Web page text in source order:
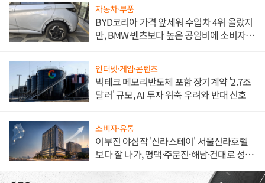
자동차·부품
BYD코리아 가격 앞세워 수입차 4위 올랐지
만, BMW·벤츠보다 높은 공임비에 소비자
인터넷·게임·콘텐츠
빅테크 메모리반도체 포함 장기계약 '2.7조
달러' 규모, AI 투자 위축 우려와 반대 신호
소비자·유통
이부진 야심작 '신라스테이' 서울신라호텔
보다 잘 나가, 평택·주문진·해남·건대로 성